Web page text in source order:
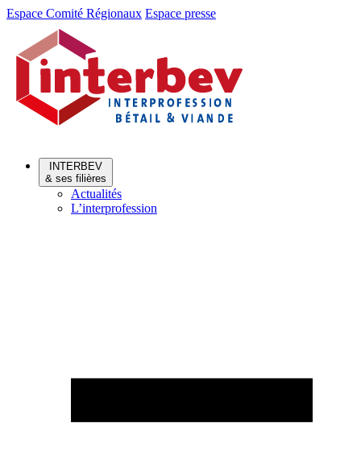
Aller
Aller
contenu
Espace Comité Régionaux Espace presse
INTERBEV
& ses filières
Actualités
L’interprofession